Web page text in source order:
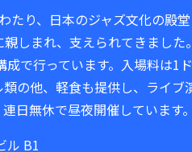
り、日本のジャズ文化の殿堂
しまれ、支えられてきました。
で行っています。入場料は1
の他、軽食も提供し、ライブ
日無休で昼夜開催しています。
ル B1